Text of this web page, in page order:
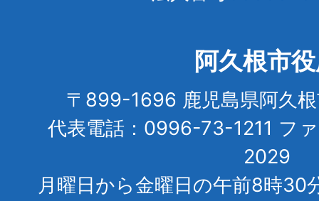
阿久根市
〒899-1696 鹿児島県阿久
代表電話：0996-73-1211 フ
2029
月曜日から金曜日の午前8時30